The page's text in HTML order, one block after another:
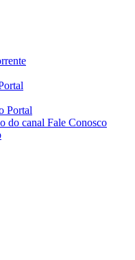
Portal
do canal Fale Conosco